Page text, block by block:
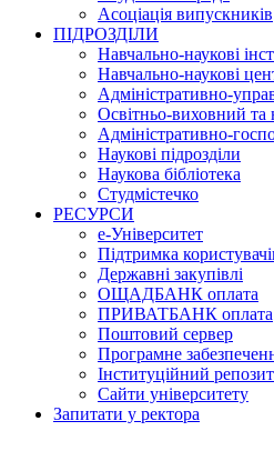
Асоціація випускників
ПІДРОЗДІЛИ
Навчально-наукові
Навчально-наукові
Адміністративно-
Освітньо-виховний та
Адміністративно-
Наукові підрозділи
Наукова бібліотека
Студмістечко
РЕСУРСИ
е-Університет
Підтримка
Державні закупівлі
ОЩАДБАНК оплата
ПРИВАТБАНК оплата
Поштовий сервер
Програмне
Інституційний
Сайти університету
Запитати у ректора